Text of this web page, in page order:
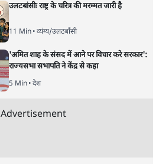
उलटबांसीः राष्ट्र के चरित्र की मरम्मत जारी है
11 Min• व्यंग्य/उलटबाँसी
'अमित शाह के संसद में आने पर विचार करे सरकार':
राज्यसभा सभापति ने केंद्र से कहा
5 Min• देश
Advertisement